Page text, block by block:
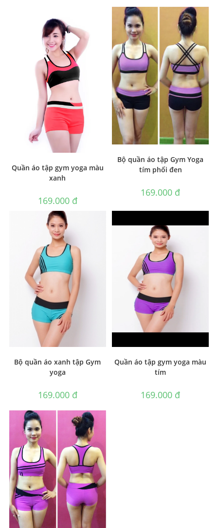
Quần áo tập gym yoga màu
xanh
169.000 ₫
Bộ quần áo tập Gym Yoga
tím phối đen
169.000 ₫
Bộ quần áo xanh tập Gym
yoga
169.000 ₫
Quần áo tập gym yoga màu
tím
169.000 ₫